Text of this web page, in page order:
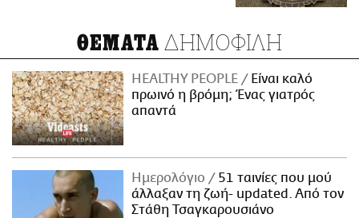
ΘΕΜΑΤΑ ΔΗΜΟΦΙΛΗ
HEALTHY PEOPLE
Είναι καλό
πρωινό η βρόμη; Ένας γιατρός
απαντά
Ημερολόγιο
51 ταινίες που μού
άλλαξαν τη ζωή- updated. Aπό τον
Στάθη Τσαγκαρουσιάνο